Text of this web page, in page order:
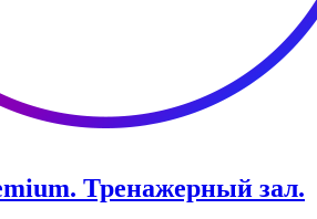
Тренажерный зал.